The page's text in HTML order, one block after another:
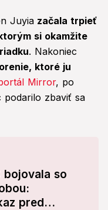
Juyia začala trpieť
si okamžite
. Nakoniec
ktoré ju
Mirror, po
podarilo zbaviť sa
bojovala so
pred